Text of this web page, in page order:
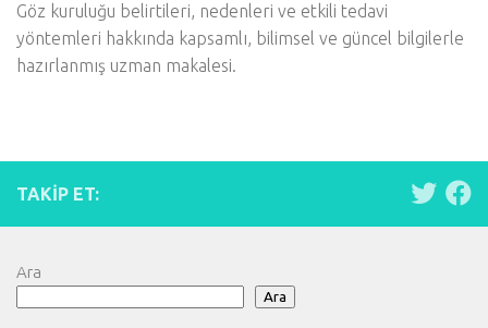
Göz kuruluğu belirtileri, nedenleri ve etkili tedavi
yöntemleri hakkında kapsamlı, bilimsel ve güncel bilgilerle
hazırlanmış uzman makalesi.
TAKIP ET:
Ara
Ara